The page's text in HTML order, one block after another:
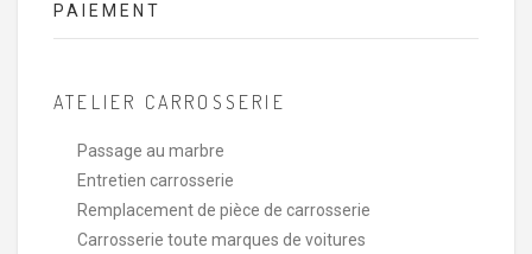
PAIEMENT
ATELIER CARROSSERIE
Passage au marbre
Entretien carrosserie
Remplacement de pièce de carrosserie
Carrosserie toute marques de voitures